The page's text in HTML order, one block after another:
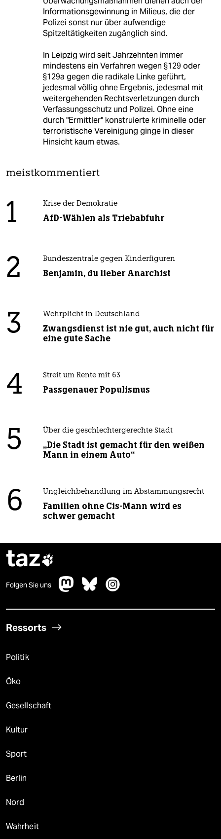
Informationsgewinnung in Milieus, die der
Polizei sonst nur über aufwendige
Spitzeltätigkeiten zugänglich sind.
In Leipzig wird seit Jahrzehnten immer
mindestens ein Verfahren wegen §129 oder
§129a gegen die radikale Linke geführt,
jedesmal völlig ohne Ergebnis, jedesmal mit
weitergehenden Rechtsverletzungen durch
Verfassungsschutz und Polizei. Ohne eine
durch "Ermittler" konstruierte kriminelle oder
terroristische Vereinigung ginge in dieser
Hinsicht kaum etwas.
meistkommentiert
1 Krise der Demokratie
AfD-Wählen als Triebabfuhr
2 Bundeszentrale gegen Kinderfiguren
Benjamin, du lieber Anarchist
3 Wehrplicht in Deutschland
Zwangsdienst ist nie gut, auch nicht für
eine gute Sache
4 Streit um Rente mit 63
Passgenauer Populismus
5 Über die geschlechtergerechte Stadt
„Die Stadt ist gemacht für den weißen
Mann in einem Auto“
6 Ungleichbehandlung im Abstammungsrecht
Familien ohne Cis-Mann wird es
schwer gemacht
taz
Folgen Sie uns
Ressorts
Politik
Öko
Gesellschaft
Kultur
Sport
Berlin
Nord
Wahrheit